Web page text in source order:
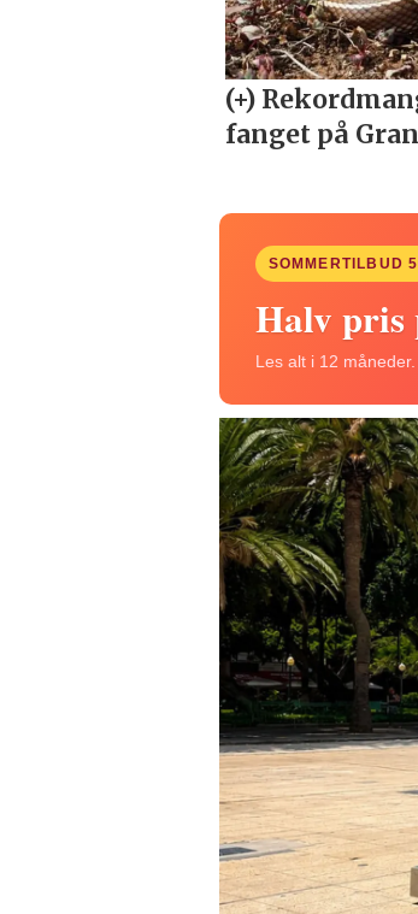
SOMMERTILBUD
Halv pris
Les alt i 12